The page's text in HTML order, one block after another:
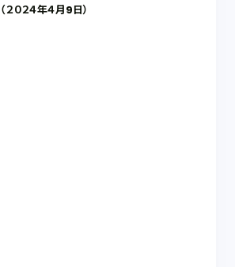
（２０２４年４月9日）